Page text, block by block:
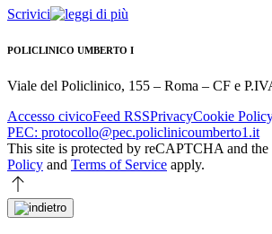
Scrivici
POLICLINICO UMBERTO I
Viale del Policlinico, 155 – Roma – CF e
Accesso civicoFeed RSSPrivacyCookie
PEC: protocollo@pec.policlinicoumberto1.it
This site is protected by reCAPTCHA and the
Policy and Terms of Service apply.